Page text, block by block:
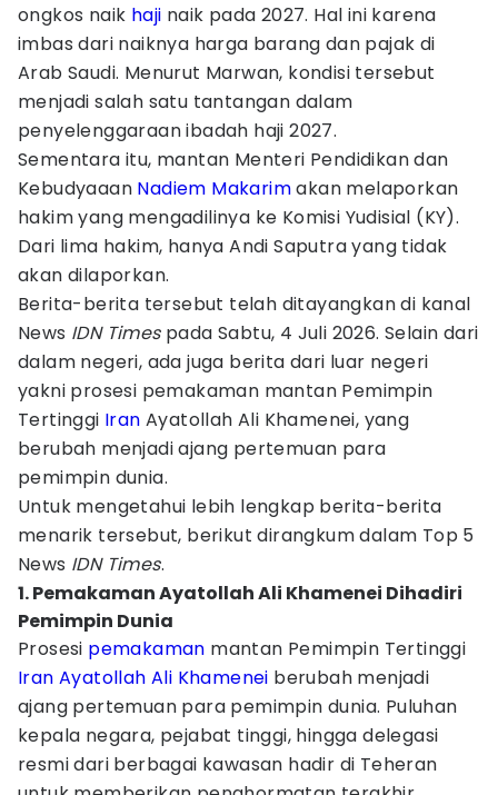
ongkos naik haji naik pada 2027. Hal ini karena
imbas dari naiknya harga barang dan pajak di
Arab Saudi. Menurut Marwan, kondisi tersebut
menjadi salah satu tantangan dalam
penyelenggaraan ibadah haji 2027.
Sementara itu, mantan Menteri Pendidikan dan
Kebudyaaan Nadiem Makarimakan melaporkan
hakim yang mengadilinya ke Komisi Yudisial (KY).
Dari lima hakim, hanya Andi Saputra yang tidak
akan dilaporkan.
Berita-berita tersebut telah ditayangkan di kanal
News IDN Times pada Sabtu, 4 Juli 2026. Selain dari
dalam negeri, ada juga berita dari luar negeri
yakni prosesi pemakaman mantan Pemimpin
Tertinggi Iran Ayatollah Ali Khamenei, yang
berubah menjadi ajang pertemuan para
pemimpin dunia.
Untuk mengetahui lebih lengkap berita-berita
menarik tersebut, berikut dirangkum dalam Top 5
News IDN Times.
1. Pemakaman Ayatollah Ali Khamenei Dihadiri
Pemimpin Dunia
Prosesi pemakaman mantan Pemimpin Tertinggi
Iran Ayatollah Ali Khamenei berubah menjadi
ajang pertemuan para pemimpin dunia. Puluhan
kepala negara, pejabat tinggi, hingga delegasi
resmi dari berbagai kawasan hadir di Teheran